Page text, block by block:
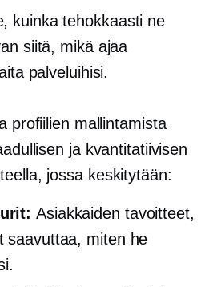
kuinka tehokkaasti ne
siitä, mikä ajaa
palveluihisi.
profiilien mallintamista
ja kvantitatiivisen
jossa keskitytään:
Asiakkaiden tavoitteet,
saavuttaa, miten he